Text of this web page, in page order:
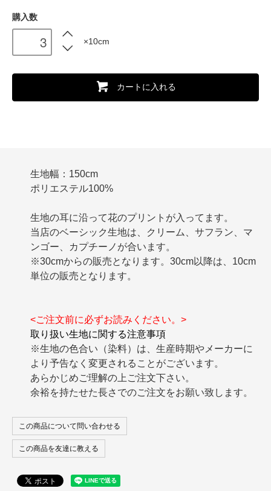
購入数
×10cm
カートに入れる
生地幅：150cm
ポリエステル100%
生地の耳に沿って花のプリントが入ってます。
当店のベーシック生地は、クリーム、サフラン、マ
ンゴー、カプチーノが合います。
※30cmからの販売となります。30cm以降は、10cm
単位の販売となります。
<ご注文前に必ずお読みください。>
取り扱い生地に関する注意事項
※生地の色合い（染料）は、生産時期やメーカーに
より予告なく変更されることがございます。
あらかじめご理解の上ご注文下さい。
余裕を持たせた長さでのご注文をお願い致します。
この商品について問い合わせる
この商品を友達に教える